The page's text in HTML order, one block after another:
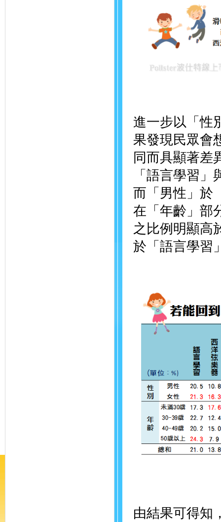
進一步以「性
果發現民眾會
同而具顯著差
「語言學習
而「男性」於
在「年齡」部
之比例明顯高
於「語言學習
由結果可得知